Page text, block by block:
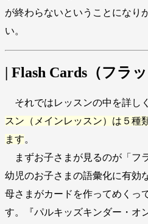
が終わらないということになり
い。
| Flash Cards（フラ
それではレッスンの中を詳し
スン（メインレッスン）は５種
ます。
まずお子さまが見るのが「フ
幼児のお子さまの語彙化に有効
母さまがカードを作ってめくっ
す。『パルキッズキンダー・オ